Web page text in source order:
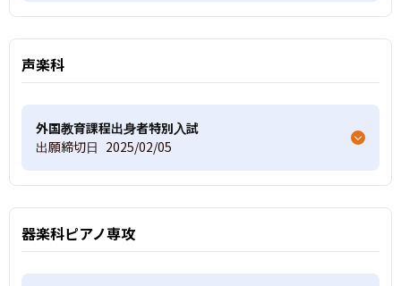
声楽科
外国教育課程出身者特別入試
出願締切日 2025/02/05
器楽科ピアノ専攻